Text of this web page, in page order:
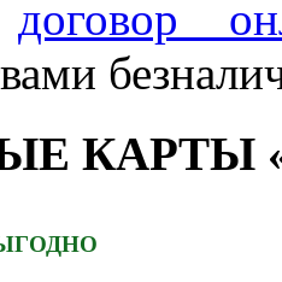
договор
КАРТЫ